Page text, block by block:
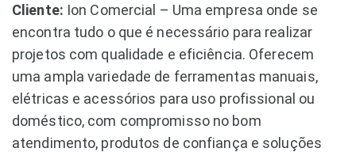
Cliente: Ion Comercial – Uma empresa onde se
encontra tudo o que é necessário para realizar
projetos com qualidade e eficiência. Oferecem
uma ampla variedade de ferramentas manuais,
elétricas e acessórios para uso profissional ou
doméstico, com compromisso no bom
atendimento, produtos de confiança e soluções